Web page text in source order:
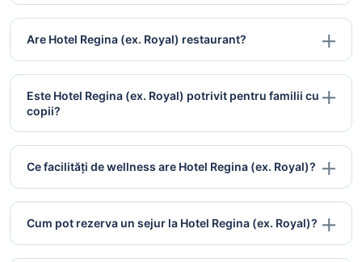
Are Hotel Regina (ex. Royal) restaurant?
Este Hotel Regina (ex. Royal) potrivit pentru familii cu
copii?
Ce facilități de wellness are Hotel Regina (ex. Royal)?
Cum pot rezerva un sejur la Hotel Regina (ex. Royal)?